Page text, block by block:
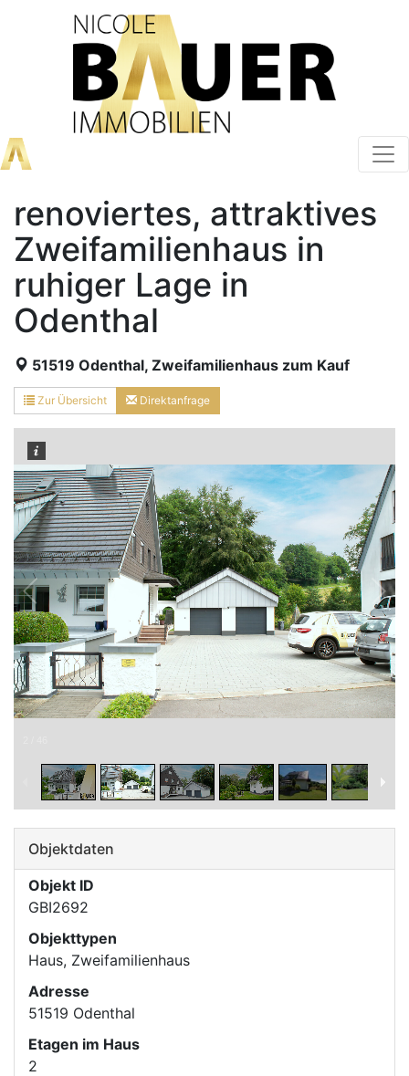
renoviertes, attraktives
Zweifamilienhaus in
ruhiger Lage in
Odenthal
51519 Odenthal, Zweifamilienhaus zum Kauf
Zur Übersicht Direktanfrage
Objektdaten
Objekt ID
GBI2692
Objekttypen
Haus, Zweifamilienhaus
Adresse
51519 Odenthal
Etagen im Haus
2